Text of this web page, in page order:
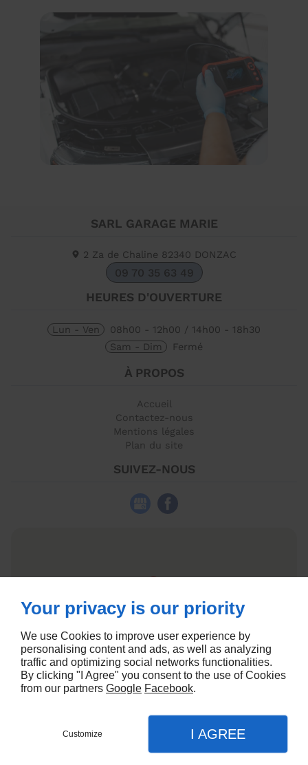
SARL GARAGE MARIE
2 Za de Chaline 82340 DONZAC
09 70 35 63 49
HEURES D'OUVERTURE
Lun - Ven
08h00 - 12h00 / 14h00 - 18h30
Sam - Dim
Fermé
À PROPOS
Accueil
Contactez-nous
Mentions légales
Plan du site
SUIVEZ-NOUS
CONTACTEZ-NOUS
Your privacy is our priority
We use Cookies to improve user experience by
personalising content and ads, as well as analyzing
traffic and optimizing social networks functionalities.
By clicking "I Agree" you consent to the use of Cookies
from our partners Google Facebook.
Customize I AGREE